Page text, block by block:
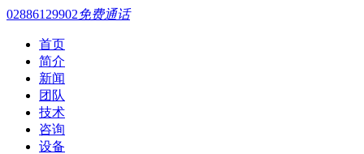
02886129902免费通话
首页
简介
新闻
团队
技术
咨询
设备